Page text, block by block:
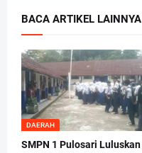
BACA ARTIKEL LAINNYA
DAERAH
SMPN 1 Pulosari Luluskan